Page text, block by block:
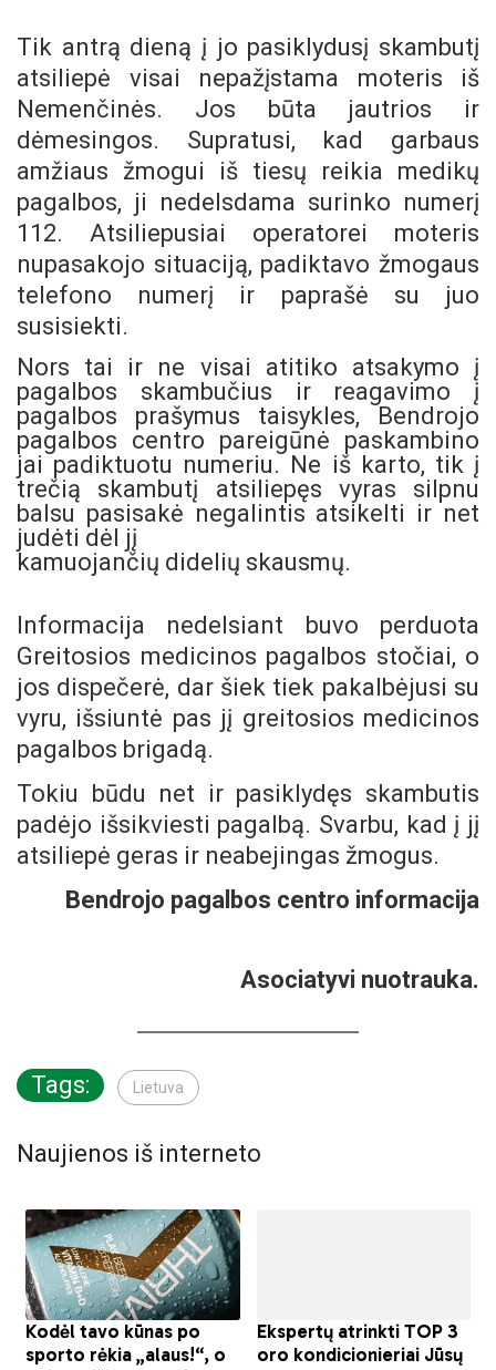
Tik antrą dieną į jo pasiklydusį skambutį
atsiliepė visai nepažįstama moteris iš
Nemenčinės. Jos būta jautrios ir
dėmesingos. Supratusi, kad garbaus
amžiaus žmogui iš tiesų reikia medikų
pagalbos, ji nedelsdama surinko numerį
112. Atsiliepusiai operatorei moteris
nupasakojo situaciją, padiktavo žmogaus
telefono numerį ir paprašė su juo
susisiekti.
Nors tai ir ne visai atitiko atsakymo į
pagalbos skambučius ir reagavimo į
pagalbos prašymus taisykles, Bendrojo
pagalbos centro pareigūnė paskambino
jai padiktuotu numeriu. Ne iš karto, tik į
trečią skambutį atsiliepęs vyras silpnu
balsu pasisakė negalintis atsikelti ir net
judėti dėl jį
kamuojančių didelių skausmų.
Informacija nedelsiant buvo perduota
Greitosios medicinos pagalbos stočiai, o
jos dispečerė, dar šiek tiek pakalbėjusi su
vyru, išsiuntė pas jį greitosios medicinos
pagalbos brigadą.
Tokiu būdu net ir pasiklydęs skambutis
padėjo išsikviesti pagalbą. Svarbu, kad į jį
atsiliepė geras ir neabejingas žmogus.
Bendrojo pagalbos centro informacija
Asociatyvi nuotrauka.
Tags: Lietuva
Naujienos iš interneto